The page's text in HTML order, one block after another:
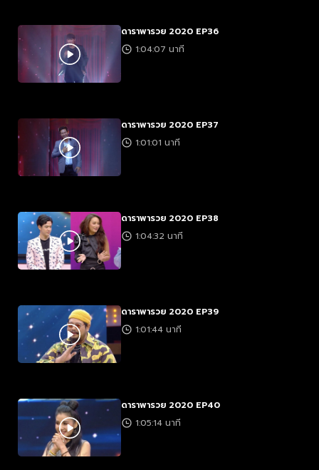
ดาราพารวย 2020 EP36
1:04:07 นาที
ดาราพารวย 2020 EP37
1:01:01 นาที
ดาราพารวย 2020 EP38
1:04:32 นาที
ดาราพารวย 2020 EP39
1:01:44 นาที
ดาราพารวย 2020 EP40
1:05:14 นาที